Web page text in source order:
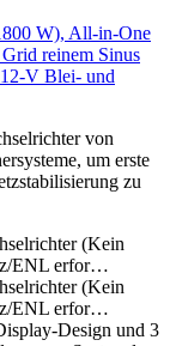
W), All-in-One
reinem Sinus
V Blei- und
von
um erste
zu
(Kein
ENL erfor…
(Kein
ENL erfor…
Design und 3